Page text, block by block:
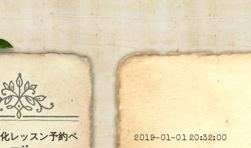
2019-01-01 20:32:00
レッスン予約ペ